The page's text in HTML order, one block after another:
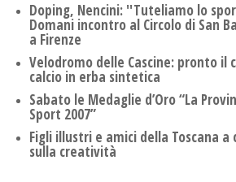
Doping, Nencini: ''Tuteliamo lo
Domani incontro al Circolo di San
a Firenze
Velodromo delle Cascine: pronto il
calcio in erba sintetica
Sabato le Medaglie d’Oro “La
Sport 2007”
Figli illustri e amici della Toscana
sulla creatività